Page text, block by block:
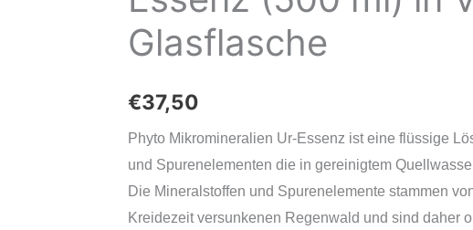
Glasflasche
€37,50
Phyto Mikromineralien Ur-Essenz ist eine flüssige
und Spurenelementen die in gereinigtem
Die Mineralstoffen und Spurenelemente stammen
Kreidezeit versunkenen Regenwald und sind daher